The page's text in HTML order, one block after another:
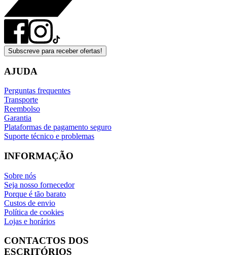
Subscreve para receber ofertas!
AJUDA
Perguntas frequentes
Transporte
Reembolso
Garantia
Plataformas de pagamento seguro
Suporte técnico e problemas
INFORMAÇÃO
Sobre nós
Seja nosso fornecedor
Porque é tão barato
Custos de envio
Política de cookies
Lojas e horários
CONTACTOS DOS
ESCRITÓRIOS